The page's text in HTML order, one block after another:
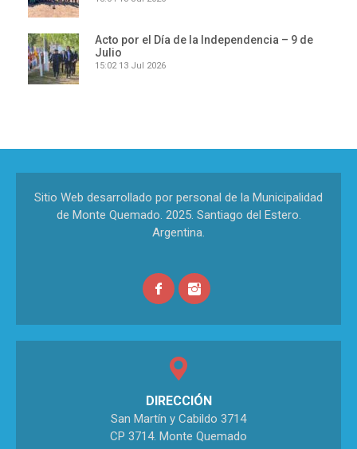
Acto por el Día de la Independencia – 9 de
Julio
15:02 13 Jul 2026
Sitio Web desarrollado por personal de la Municipalidad
de Monte Quemado. 2025. Santiago del Estero.
Argentina.
DIRECCIÓN
San Martín y Cabildo 3714
CP 3714. Monte Quemado